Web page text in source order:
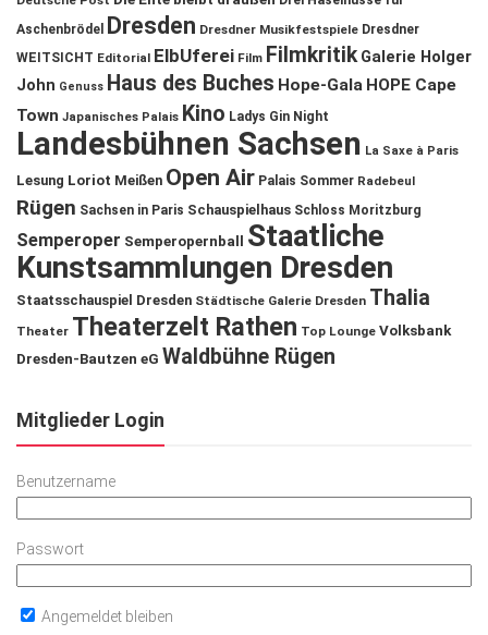
Aschenbrödel
Dresden Dresdner Musikfestspiele Dresdner
WEITSICHT Editorial ElbUferei Film Filmkritik Galerie Holger
John Genuss Haus des Buches Hope-Gala HOPE Cape
Town Japanisches Palais Kino Ladys Gin Night
Landesbühnen Sachsen La Saxe à Paris
Lesung Loriot Meißen Open Air Palais Sommer Radebeul
Rügen Sachsen in Paris Schauspielhaus Schloss Moritzburg
Semperoper Semperopernball
Staatliche
Kunstsammlungen Dresden
Staatsschauspiel Dresden Städtische Galerie Dresden Thalia
Theater Theaterzelt Rathen Top Lounge Volksbank
Dresden-Bautzen eG Waldbühne Rügen
Mitglieder Login
Benutzername
Passwort
Angemeldet bleiben